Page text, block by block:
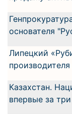
основателя
Липецкий
Казахстан.
впервые за